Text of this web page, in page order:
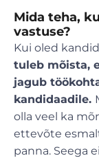
Mida teha,
vastuse?
Kui oled
tuleb mõista,
jagub
kandidaadile.
olla veel ka
ettevõte
panna. Seega